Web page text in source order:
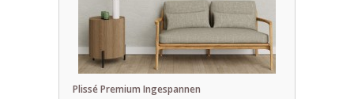
Plissé Premium Ingespannen